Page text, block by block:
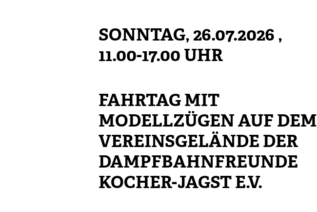
SONNTAG, 26.07.2026 ,
11.00-17.00 UHR
FAHRTAG MIT
MODELLZÜGEN AUF DEM
VEREINSGELÄNDE DER
DAMPFBAHNFREUNDE
KOCHER-JAGST E.V.